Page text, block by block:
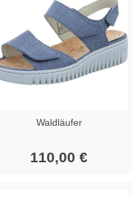
Waldläufer
110,00 €